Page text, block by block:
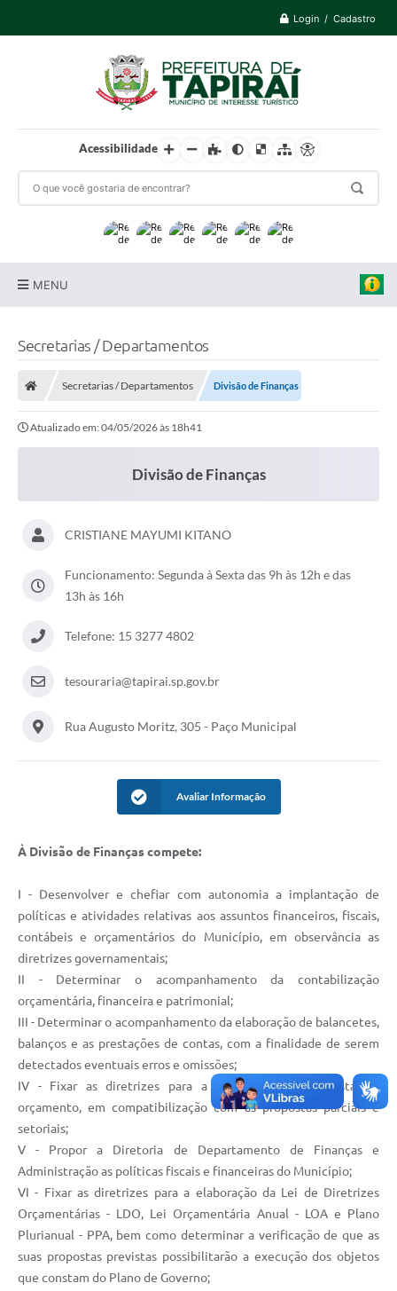
Login / Cadastro
Acessibilidade
MENU
Carta de Serviços
Portal de Leis
Perguntas Frequentes
Defesa Civil
Ouvidoria
ITR
A Prefeitura
Imprensa
Nota Fiscal Eletrônica - Emissor Nacional
Serviços Online
Galeria de Fotos
Audiências Públicas
Arquivos para Download
Secretarias
Projetos
Secretarias / Departamentos
Secretarias / Departamentos Divisão de Finanças
Atualizado em: 04/05/2026 às 18h41
Divisão de Finanças
CRISTIANE MAYUMI KITANO
Funcionamento: Segunda à Sexta das 9h às 12h e das
13h às 16h
Telefone: 15 3277 4802
tesouraria@tapirai.sp.gov.br
Rua Augusto Moritz, 305 - Paço Municipal
Avaliar Informação
À Divisão de Finanças compete:
I - Desenvolver e chefiar com autonomia a implantação de
políticas e atividades relativas aos assuntos financeiros, fiscais,
contábeis e orçamentários do Município, em observância as
diretrizes governamentais;
II - Determinar o acompanhamento da contabilização
orçamentária, financeira e patrimonial;
III - Determinar o acompanhamento da elaboração de balancetes,
balanços e as prestações de contas, com a finalidade de serem
detectados eventuais erros e omissões;
IV - Fixar as diretrizes para a elaboração da proposta de
orçamento, em compatibilização com as propostas parciais e
setoriais;
V - Propor a Diretoria de Departamento de Finanças e
Administração as políticas fiscais e financeiras do Município;
VI - Fixar as diretrizes para a elaboração da Lei de Diretrizes
Orçamentárias - LDO, Lei Orçamentária Anual - LOA e Plano
Plurianual - PPA, bem como determinar a verificação de que as
suas propostas previstas possibilitarão a execução dos objetos
que constam do Plano de Governo;